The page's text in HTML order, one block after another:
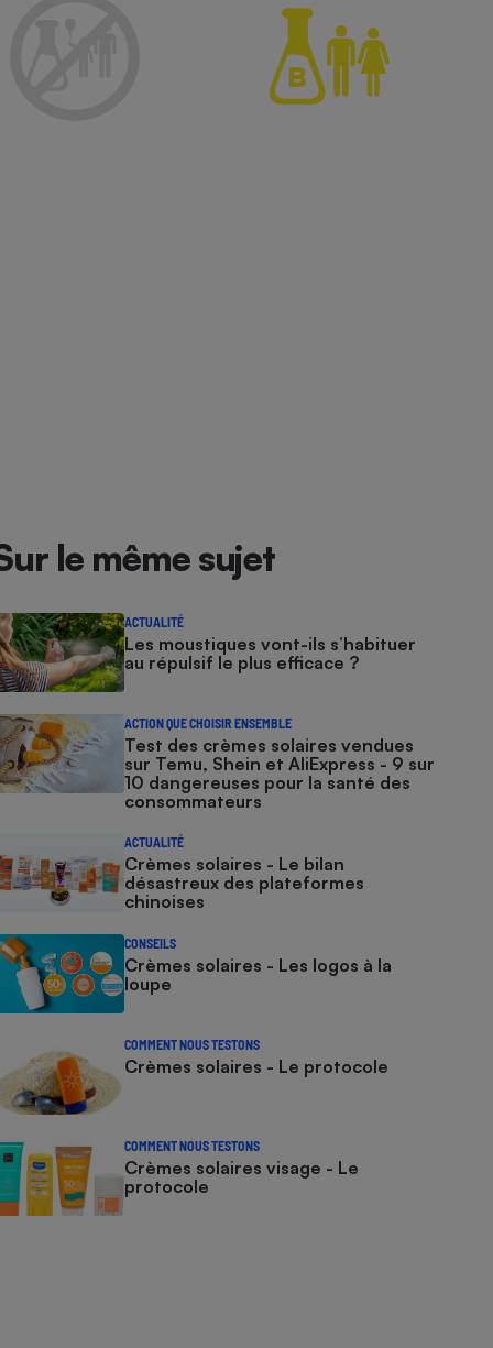
le même sujet
ACTUALITÉ
Les moustiques vont-ils s’habituer
au répulsif le plus efficace ?
ACTION QUE CHOISIR ENSEMBLE
Test des crèmes solaires vendues
sur Temu, Shein et AliExpress - 9 sur
10 dangereuses pour la santé des
consommateurs
ACTUALITÉ
Crèmes solaires - Le bilan
désastreux des plateformes
chinoises
CONSEILS
Crèmes solaires - Les logos à la
loupe
COMMENT NOUS TESTONS
Crèmes solaires - Le protocole
COMMENT NOUS TESTONS
Crèmes solaires visage - Le
protocole